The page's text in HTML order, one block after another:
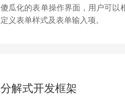
傻瓜化的表单操作界面，用户可以
定义表单样式及表单输入项。
分解式开发框架